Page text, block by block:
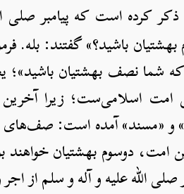
کرده است که پیامبر صلی
باشید؟» گفتند: بله.
که شما نصف بهشتیان
امت اسلامی‌ست؛ زیرا
و «مسند» آمده است:
امت، دوسوم بهشتیان خواهند
صلی الله علیه و آله و سلم